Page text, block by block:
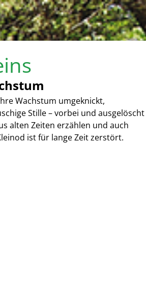
Wachstum umgeknickt,
Stille – vorbei und ausgelöscht
alten Zeiten erzählen und auch
ist für lange Zeit zerstört.